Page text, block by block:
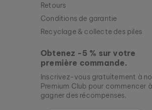
Retours
Conditions de garantie
Recyclage & collecte des piles
Obtenez -5 % sur votre
première commande.
Inscrivez-vous gratuitement à
Premium Club pour commencer à
gagner des récompenses.